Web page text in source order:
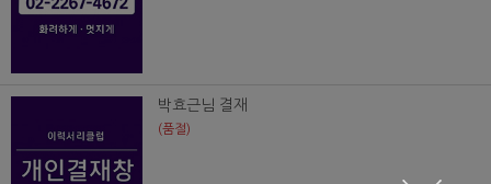
박효근님 결재
(품절)